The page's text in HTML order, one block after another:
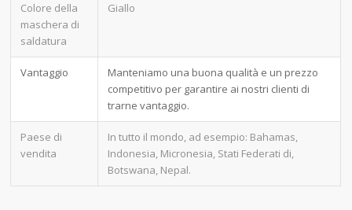
Colore della
maschera di
saldatura
Giallo
Vantaggio
Manteniamo una buona qualità e un prezzo
competitivo per garantire ai nostri clienti di
trarne vantaggio.
Paese di
vendita
In tutto il mondo, ad esempio: Bahamas,
Indonesia, Micronesia, Stati Federati di,
Botswana, Nepal.